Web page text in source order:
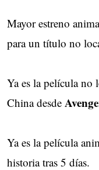
Mayor estreno
para un título no
Ya es la película no
China desde
Ya es la película
historia tras 5 días.